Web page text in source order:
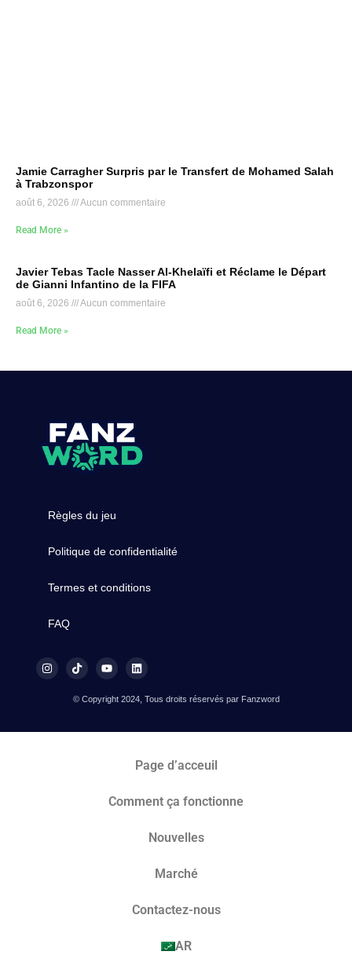
Jamie Carragher Surpris par le Transfert de Mohamed Salah
à Trabzonspor
août 6, 2026 Aucun commentaire
Read More »
Javier Tebas Tacle Nasser Al-Khelaïfi et Réclame le Départ
de Gianni Infantino de la FIFA
août 6, 2026 Aucun commentaire
Read More »
Règles du jeu
Politique de confidentialité
Termes et conditions
FAQ
© Copyright 2024, Tous droits réservés par Fanzword
Page d’acceuil
Comment ça fonctionne
Nouvelles
Marché​
Contactez-nous
AR